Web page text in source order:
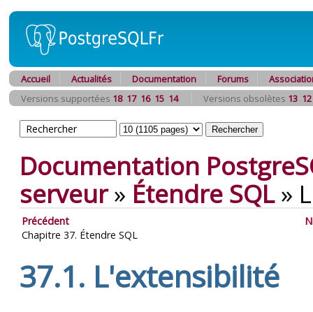
Accueil Actualités Documentation Forums
Versions supportées 18 17 16 15 14 Versions obsolètes 13 12
Documentation
serveur» Étendre SQL»
Précédent
Chapitre 37. Étendre SQL
37.1. L'extensibilité